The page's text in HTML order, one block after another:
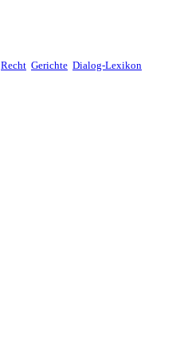
Recht Gerichte Dialog-Lexikon